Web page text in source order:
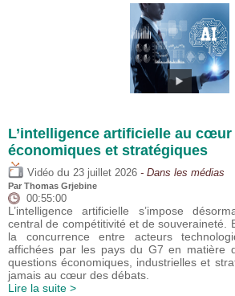
L’intelligence artificielle au
économiques et stratégiques
Vidéo du 23 juillet 2026 - Dans les médias
Par Thomas Grjebine
00:55:00
L’intelligence artificielle s’impose
central de compétitivité et de souveraineté.
la concurrence entre acteurs
affichées par les pays du G7 en matière
questions économiques, industrielles et
jamais au cœur des débats.
Lire la suite >